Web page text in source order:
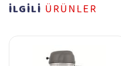
İLGİLİ ÜRÜNLER